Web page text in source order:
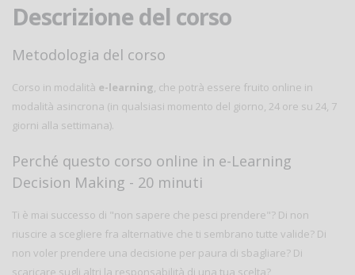
Descrizione del corso
Metodologia del corso
Corso in modalità e-learning, che potrà essere fruito online in
modalità asincrona (in qualsiasi momento del giorno, 24 ore su 24, 7
giorni alla settimana).
Perché questo corso online in e-Learning
Decision Making - 20 minuti
Ti è mai successo di "non sapere che pesci prendere"? Di non
riuscire a scegliere fra alternative che ti sembrano tutte valide? Di
non voler prendere una decisione per paura di sbagliare? Di
scaricare sugli altri la responsabilità di una tua scelta?